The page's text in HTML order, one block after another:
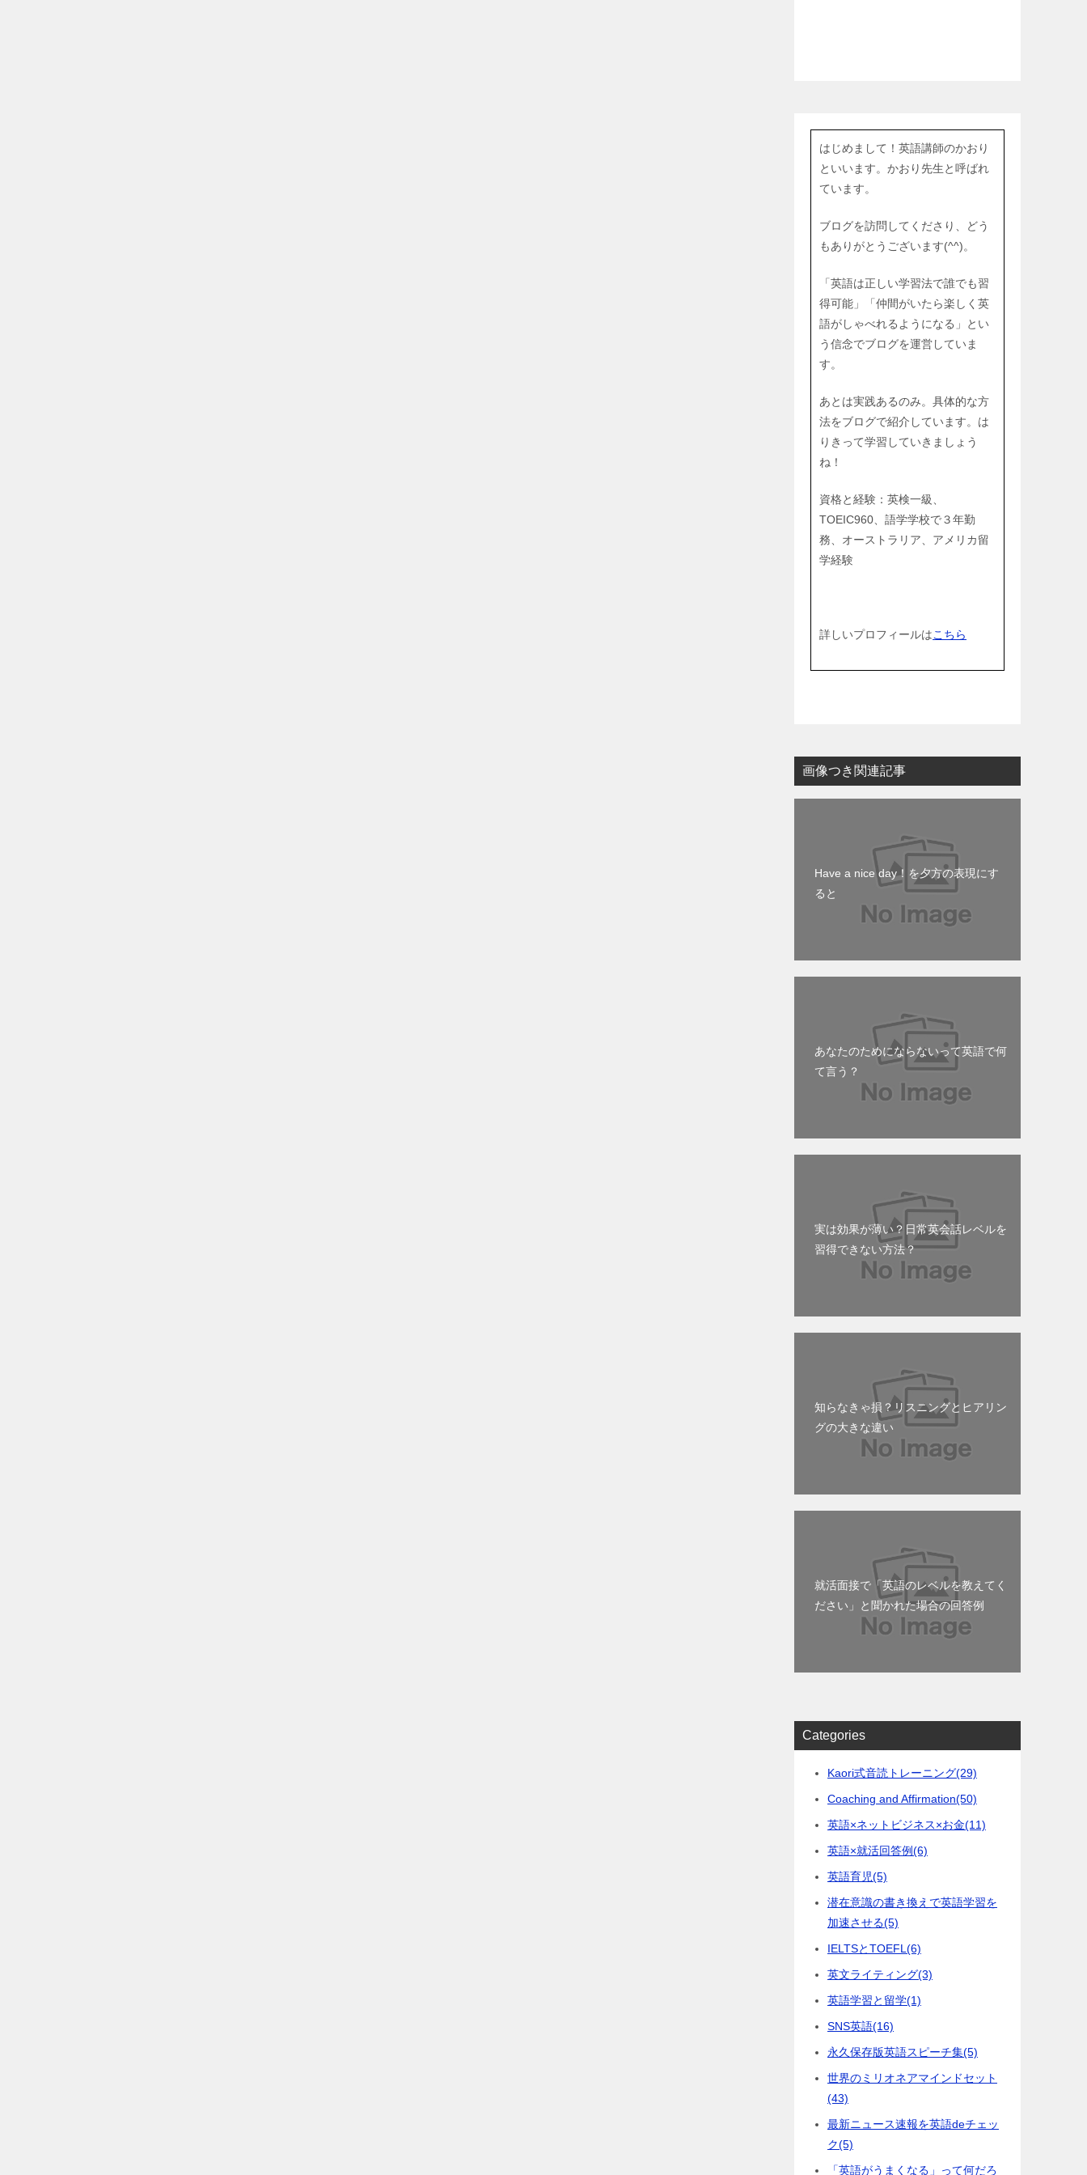
はじめまして！英語講師のかおり
といいます。かおり先生と呼ばれ
ています。
ブログを訪問してくださり、どう
もありがとうございます(^^)。
「英語は正しい学習法で誰でも習
得可能」「仲間がいたら楽しく英
語がしゃべれるようになる」とい
う信念でブログを運営していま
す。
あとは実践あるのみ。具体的な方
法をブログで紹介しています。は
りきって学習していきましょう
ね！
資格と経験：英検一級、
TOEIC960、語学学校で３年勤
務、オーストラリア、アメリカ留
学経験
詳しいプロフィールはこちら
画像つき関連記事
Have a nice day！を夕方の表現にす
ると
あなたのためにならないって英語で何
て言う？
実は効果が薄い？日常英会話レベルを
習得できない方法？
知らなきゃ損？リスニングとヒアリン
グの大きな違い
就活面接で「英語のレベルを教えてく
ださい」と聞かれた場合の回答例
Categories
Kaori式音読トレーニング(29)
Coaching and Affirmation(50)
英語×ネットビジネス×お金(11)
英語×就活回答例(6)
英語育児(5)
潜在意識の書き換えで英語学習を
加速させる(5)
IELTSとTOEFL (6)
英文ライティング(3)
英語学習と留学(1)
SNS英語(16)
永久保存版英語スピーチ集(5)
世界のミリオネアマインドセット
(43)
最新ニュース速報を英語deチェッ
ク(5)
「英語がうまくなる」って何だろ